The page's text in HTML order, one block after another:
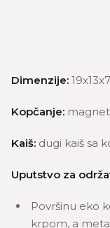
Dimenzije:
Kopčanje: magnet
Kaiš: dugi kaiš sa
Uputstvo za
Površinu eko
krpom, a